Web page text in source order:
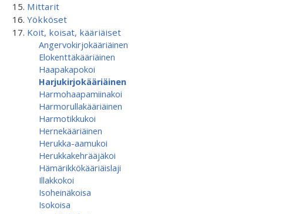
Mittarit
Yökköset
Koit, koisat, kääriäiset
Angervokirjokääriäinen
Elokenttäkääriäinen
Haapakapokoi
Harjukirjokääriäinen
Harmohaapamiinakoi
Harmorullakääriäinen
Harmotikkukoi
Hernekääriäinen
Herukka-aamukoi
Herukkakehrääjäkoi
Hämärikkökääriäislaji
Illakkokoi
Isoheinäkoisa
Isokoisa